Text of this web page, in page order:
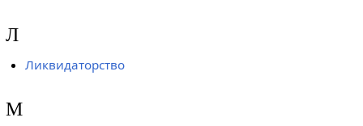
Л
Ликвидаторство
М